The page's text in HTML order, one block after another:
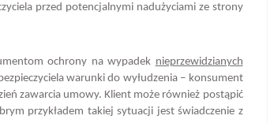
przed potencjalnymi nadużyciami ze strony
ochrony na wypadek nieprzewidzianych
warunki do wyłudzenia – konsument
zawarcia umowy. Klient może również postąpić
przykładem takiej sytuacji jest świadczenie z